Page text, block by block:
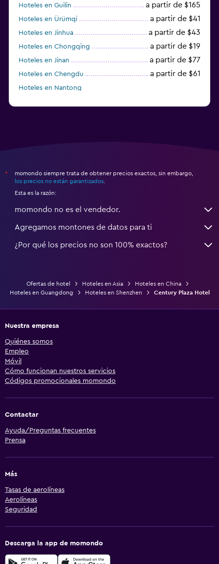
Hoteles en Guilin a partir de $165
Hoteles en Ürümqi a partir de $41
Hoteles en Jinhua a partir de $43
Hoteles en Chongqing a partir de $19
Hoteles en Jinan a partir de $77
Hoteles en Chengdu a partir de $61
Hoteles en Nantong
*
momondo siempre trata de obtener precios exactos, sin embargo,
los precios no están garantizados
Esta es la razón:
momondo no es el vendedor.
Agregamos montones de datos para ti
¿Por qué los precios no son 100% exactos?
Ofertas de hotel Hoteles en Asia
Hoteles en China
Hoteles en Guangdong
Hoteles en Shenzhen Century Plaza Hotel
Nuestra empresa
Quiénes somos
Empleo
Móvil
Cómo funcionan nuestros servicios
Códigos promocionales momondo
Contactar
Ayuda/Preguntas frecuentes
Prensa
Más
Tasas de aerolíneas
Aerolíneas
Seguridad
Descarga la app de momondo